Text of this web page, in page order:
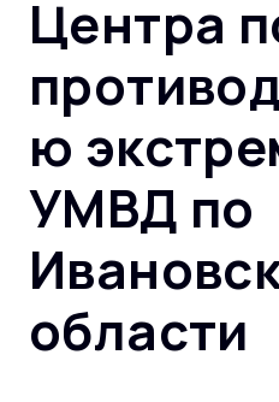
Центра
ю
УМВД по
области